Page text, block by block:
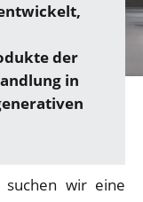
der
in
suchen wir eine